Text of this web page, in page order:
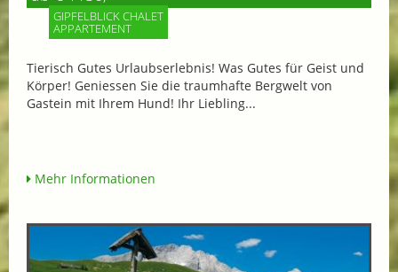
GIPFELBLICK CHALET
APPARTEMENT
Tierisch Gutes Urlaubserlebnis! Was Gutes für Geist und
Körper! Geniessen Sie die traumhafte Bergwelt von
Gastein mit Ihrem Hund! Ihr Liebling...
Mehr Informationen